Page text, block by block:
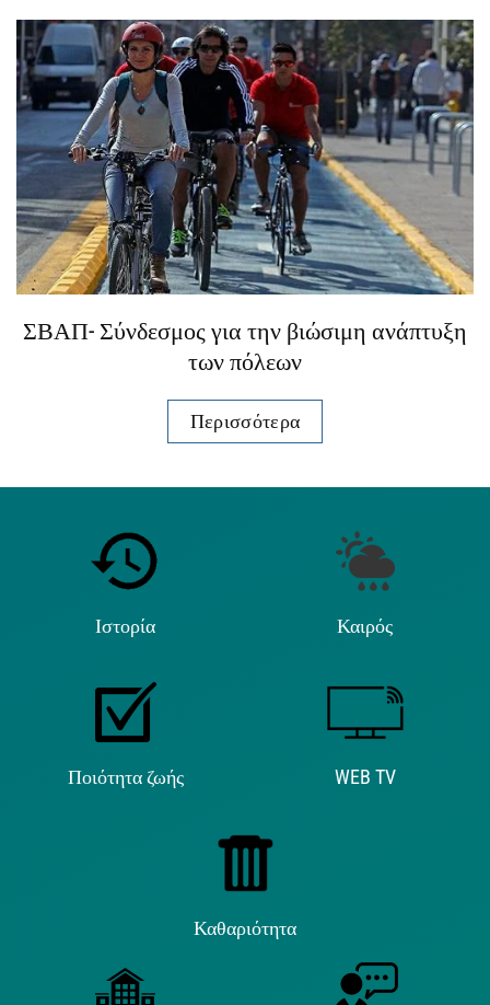
ΣΒΑΠ- Σύνδεσμος για την βιώσιμη ανάπτυξη
των πόλεων
Περισσότερα
Ιστορία Καιρός
Ποιότητα ζωής WEB TV
Καθαριότητα